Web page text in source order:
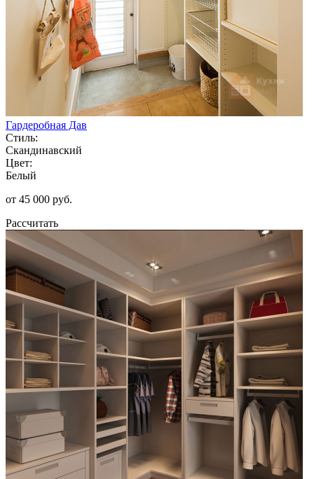
Гардеробная Дав
Стиль:
Скандинавский
Цвет:
Белый
от 45 000 руб.
Рассчитать